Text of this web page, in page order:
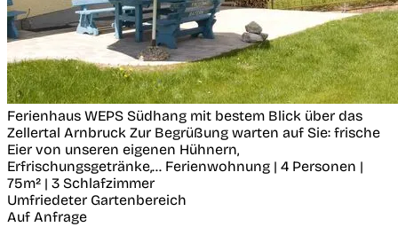
Ferienhaus WEPS Südhang mit bestem Blick über das
Zellertal Arnbruck Zur Begrüßung warten auf Sie: frische
Eier von unseren eigenen Hühnern,
Erfrischungsgetränke,... Ferienwohnung | 4 Personen |
75m² | 3 Schlafzimmer
Umfriedeter Gartenbereich
Auf Anfrage